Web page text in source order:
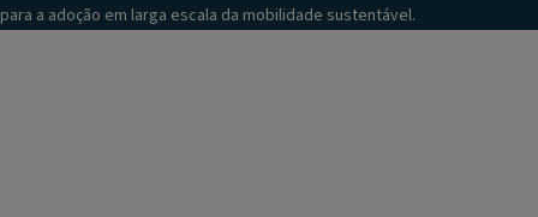
para a adoção em larga escala da mobilidade sustentável.